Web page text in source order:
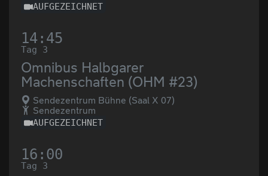
AUFGEZEICHNET
14:45
Tag 3
Omnibus Halbgarer
Machenschaften (OHM #23)
Sendezentrum Bühne (Saal X 07)
Sendezentrum
AUFGEZEICHNET
16:00
Tag 3